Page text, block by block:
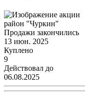
район "Чуркин"
Продажи закончились
13 июн. 2025
Куплено
9
Действовал до
06.08.2025